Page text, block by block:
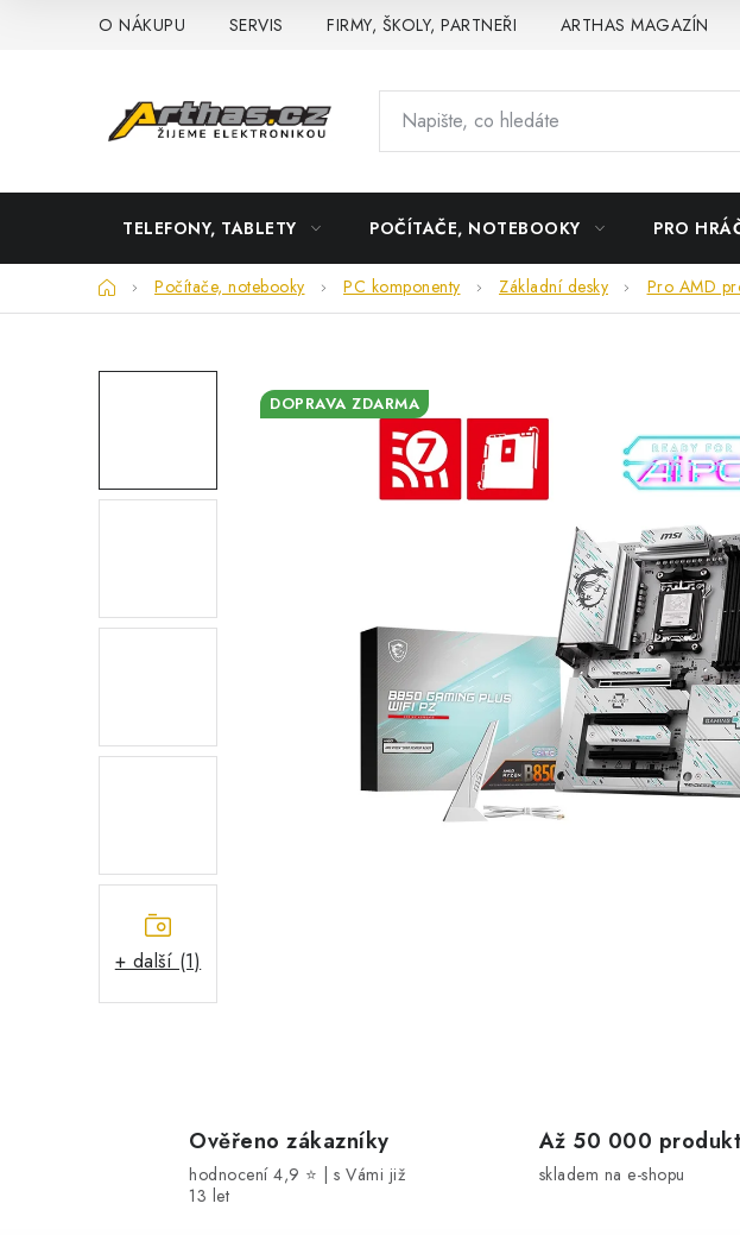
O NÁKUPU SERVIS FIRMY, ŠKOLY, PARTNEŘI ARTHAS MAGAZÍN
TELEFONY, TABLETY POČÍTAČE, NOTEBOOKY PRO
DomůPočítače, notebooky PC komponenty Základní desky Pro AMD
+ další (1)
DOPRAVA ZDARMA
Ověřeno zákazníky
hodnocení 4,9 ⭐ | s Vámi již
13 let
Až 50 000
skladem na e-shopu